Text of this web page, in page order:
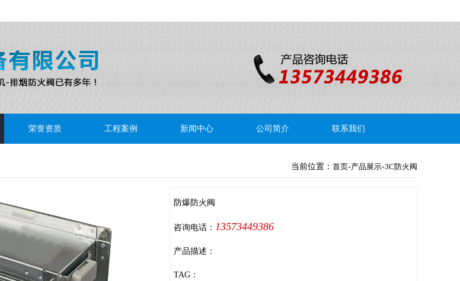
荣誉资质 工程案例 新闻中心 公司简介 联系我们
当前位置： 首页-产品展示-3C防火阀
防爆防火阀
咨询电话： 13573449386
产品描述：
TAG：